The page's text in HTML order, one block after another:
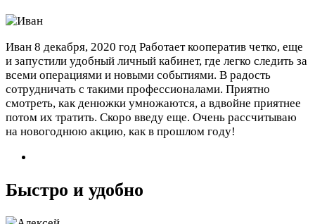
Иван 8 декабря, 2020 год Работает кооператив четко, еще
и запустили удобный личный кабинет, где легко следить за
всеми операциями и новыми событиями. В радость
сотрудничать с такими профессионалами. Приятно
смотреть, как денюжки умножаются, а вдвойне приятнее
потом их тратить. Скоро введу еще. Очень рассчитываю
на новогоднюю акцию, как в прошлом году!
Быстро и удобно